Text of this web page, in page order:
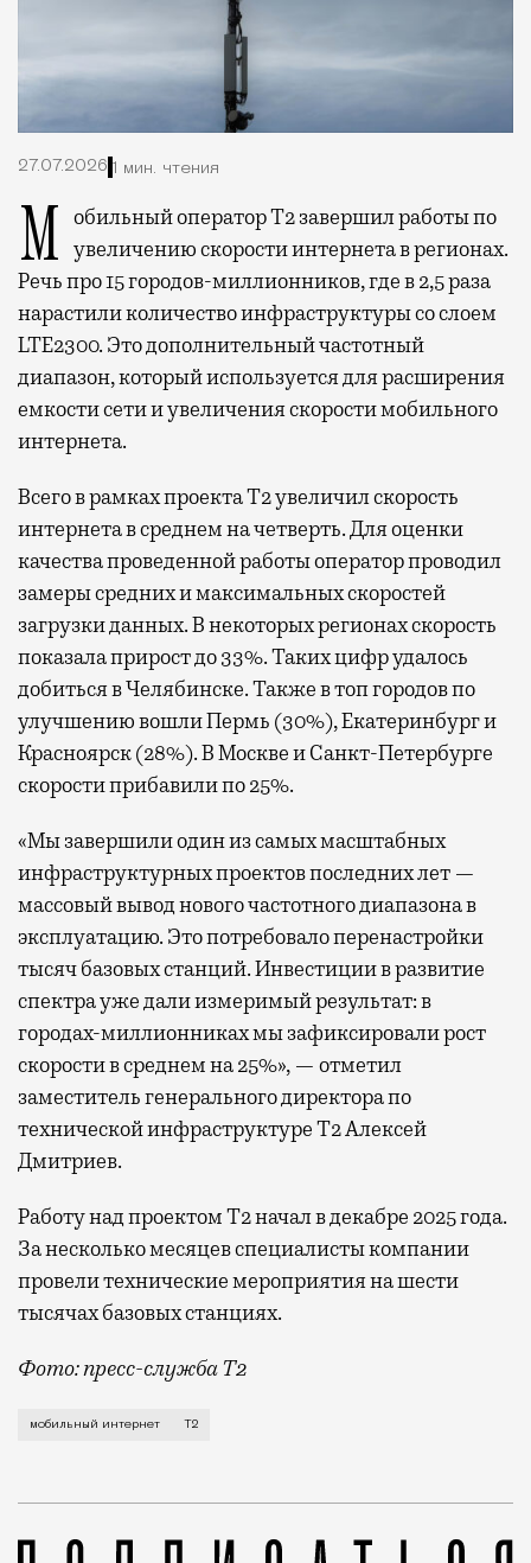
27.07.2026 1 мин. чтения
Мобильный оператор Т2 завершил работы по увеличению скорости интернета в регионах.
Речь про 15 городов-миллионников, где в 2,5 раза
нарастили количество инфраструктуры со слоем
LTE2300. Это дополнительный частотный
диапазон, который используется для расширения
емкости сети и увеличения скорости мобильного
интернета.
Всего в рамках проекта Т2 увеличил скорость
интернета в среднем на четверть. Для оценки
качества проведенной работы оператор проводил
замеры средних и максимальных скоростей
загрузки данных. В некоторых регионах скорость
показала прирост до 33%. Таких цифр удалось
добиться в Челябинске. Также в топ городов по
улучшению вошли Пермь (30%), Екатеринбург и
Красноярск (28%). В Москве и Санкт-Петербурге
скорости прибавили по 25%.
«Мы завершили один из самых масштабных
инфраструктурных проектов последних лет —
массовый вывод нового частотного диапазона в
эксплуатацию. Это потребовало перенастройки
тысяч базовых станций. Инвестиции в развитие
спектра уже дали измеримый результат: в
городах-миллионниках мы зафиксировали рост
скорости в среднем на 25%», — отметил
заместитель генерального директора по
технической инфраструктуре Т2 Алексей
Дмитриев.
Работу над проектом Т2 начал в декабре 2025 года.
За несколько месяцев специалисты компании
провели технические мероприятия на шести
тысячах базовых станциях.
Фото: пресс-служба Т2
Мобильный оператор Т2 завершил работы по
мобильный интернет Т2